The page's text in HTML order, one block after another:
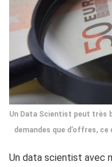
Un Data Scientist peut très
demandes que d’offres,
Un data scientist avec